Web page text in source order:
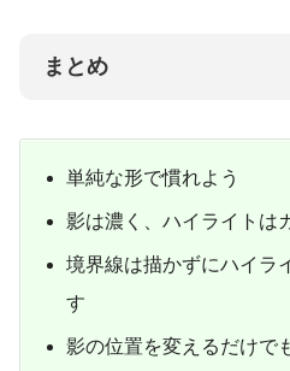
まとめ
単純な形で慣れよう
影は濃く、ハイライトは
境界線は描かずにハイラ
す
影の位置を変えるだけで